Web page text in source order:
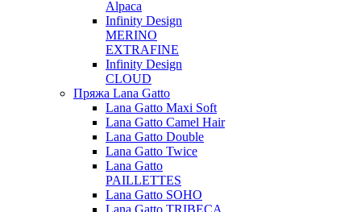
Alpaca
Infinity Design
MERINO
EXTRAFINE
Infinity Design
CLOUD
Пряжа Lana Gatto
Lana Gatto Maxi Soft
Lana Gatto Camel Hair
Lana Gatto Double
Lana Gatto Twice
Lana Gatto
PAILLETTES
Lana Gatto SOHO
Lana Gatto TRIBECA